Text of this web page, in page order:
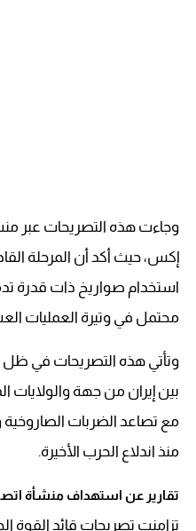
وجاءت هذه التصريحات عبر
إكس، حيث أكد أن المرحلة
استخدام صواريخ ذات قدرة
محتمل في وتيرة العمليات
وتأتي هذه التصريحات في ظل
بين إيران من جهة والولايات
مع تصاعد الضربات
منذ اندلاع الحرب الأخيرة.
تقارير عن استهداف منشأة
تزامنت تصريحات قائد القوة